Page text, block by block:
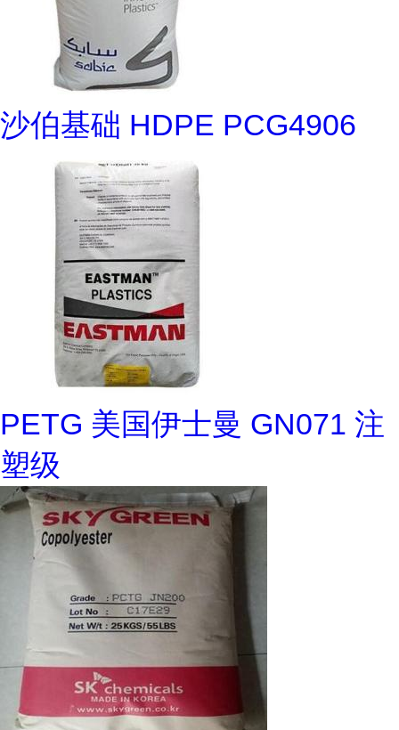
沙伯基础 HDPE PCG4906
PETG 美国伊士曼 GN071 注
塑级